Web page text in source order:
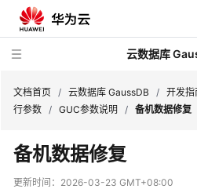
云数据库
最
新
动
文档首页 / 云数据库 GaussDB / 开发指
行参数 / GUC参数说明 / 备机数据修复
备机数据修复
更新时间： 2026-03-23 GMT+08:00